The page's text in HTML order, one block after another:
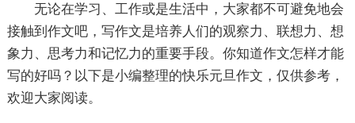
无论在学习、工作或是生活中，大家都不可避免地会
接触到作文吧，写作文是培养人们的观察力、联想力、想
象力、思考力和记忆力的重要手段。你知道作文怎样才能
写的好吗？以下是小编整理的快乐元旦作文，仅供参考，
欢迎大家阅读。